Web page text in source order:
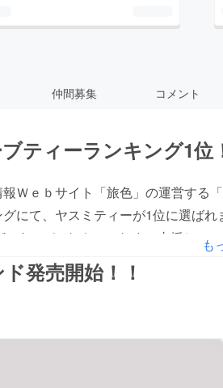
仲間募集 コメント
ティーランキング1位
Ｗｅｂサイト「旅色」の運営する
にて、ヤスミティーが1位に選ばれ
tea/これも、これまで支援して
スミティーは2022年1月に発売開始
愛飲していただくことができており
ンド」の商品化に向けて準備中です
の夕暮れを想像させるようなティー
も
発売開始！！